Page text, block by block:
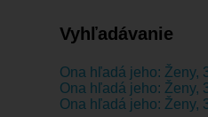
Vyhľadávanie
Ona hľadá jeho: Ženy,
Ona hľadá jeho: Ženy,
Ona hľadá jeho: Ženy,